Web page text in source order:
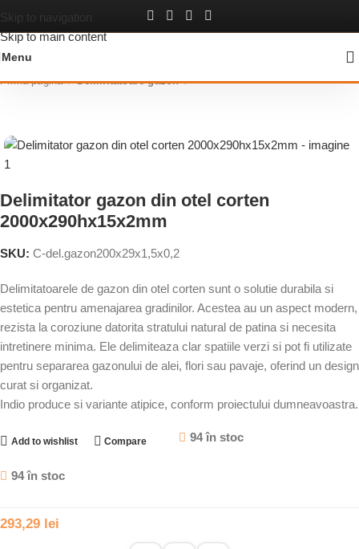
Skip to navigation
Skip to main content
Menu
Prima pagină Delimitatoare gazon
Delimitator gazon din otel corten
2000x290hx15x2mm
SKU: C-del.gazon200x29x1,5x0,2
Delimitatoarele de gazon din otel corten sunt o solutie durabila si
estetica pentru amenajarea gradinilor. Acestea au un aspect modern,
rezista la coroziune datorita stratului natural de patina si necesita
intretinere minima. Ele delimiteaza clar spatiile verzi si pot fi utilizate
pentru separarea gazonului de alei, flori sau pavaje, oferind un design
curat si organizat.
Indio produce si variante atipice, conform proiectului dumneavoastra.
Add to wishlist Compare 94 în stoc
94 în stoc
293,29 lei